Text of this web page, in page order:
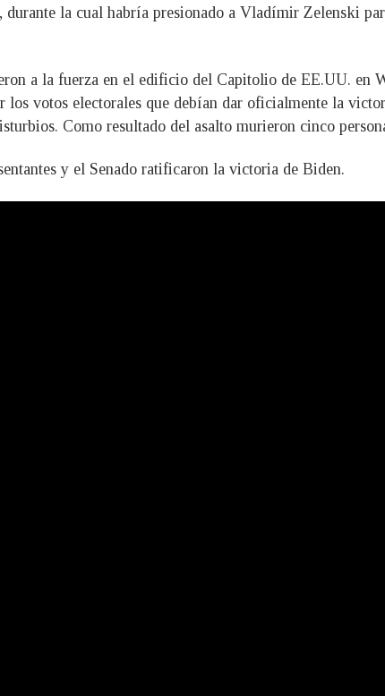
la cual habría presionado a Vladímir Zelenski
a la fuerza en el edificio del Capitolio de EE.UU. en
votos electorales que debían dar oficialmente la
Como resultado del asalto murieron cinco
y el Senado ratificaron la victoria de Biden.